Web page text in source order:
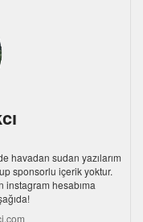
havadan sudan yazılarım
sponsorlu içerik yoktur.
instagram hesabıma